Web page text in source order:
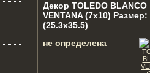
Декор TOLEDO BLANCO
VENTANA (7х10) Размер:
(25.3x35.5)
не определена